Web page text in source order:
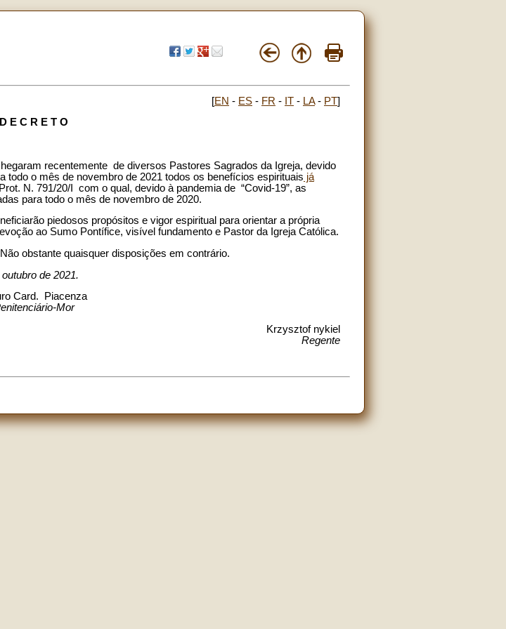
[EN - ES - FR - IT - LA- PT]
D E C R E T O
recentemente de diversos Pastores Sagrados da Igreja, devido
todo o mês de novembro de 2021 todos os benefícios espirituais já
N. 791/20/I com o qual, devido à pandemia de “Covid-19”, as
para todo o mês de novembro de 2020.
piedosos propósitos e vigor espiritual para orientar a própria
ao Sumo Pontífice, visível fundamento e Pastor da Igreja Católica.
obstante quaisquer disposições em contrário.
de 2021.
Card. Piacenza
Mor
Krzysztof nykiel
Regente